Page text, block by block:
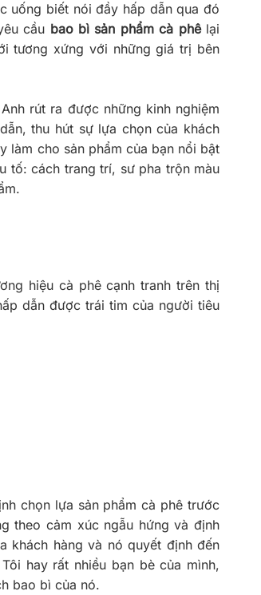
uống biết nói đầy hấp dẫn qua đó
cầu bao bì sản phẩm cà phêlại
tương xứng với những giá trị bên
rút ra được những kinh nghiệm
thu hút sự lựa chọn của khách
làm cho sản phẩm của bạn nổi bật
tố: cách trang trí, sư pha trộn màu
hiệu cà phê cạnh tranh trên thị
dẫn được trái tim của người tiêu
chọn lựa sản phẩm cà phê trước
theo cảm xúc ngẫu hứng và định
hàng và nó quyết định đến
hay rất nhiều bạn bè của mình,
bao bì của nó.